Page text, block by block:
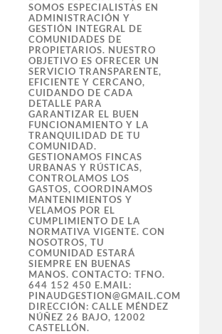
SOMOS ESPECIALISTAS EN
ADMINISTRACIÓN Y
GESTIÓN INTEGRAL DE
COMUNIDADES DE
PROPIETARIOS. NUESTRO
OBJETIVO ES OFRECER UN
SERVICIO TRANSPARENTE,
EFICIENTE Y CERCANO,
CUIDANDO DE CADA
DETALLE PARA
GARANTIZAR EL BUEN
FUNCIONAMIENTO Y LA
TRANQUILIDAD DE TU
COMUNIDAD.
GESTIONAMOS FINCAS
URBANAS Y RÚSTICAS,
CONTROLAMOS LOS
GASTOS, COORDINAMOS
MANTENIMIENTOS Y
VELAMOS POR EL
CUMPLIMIENTO DE LA
NORMATIVA VIGENTE. CON
NOSOTROS, TU
COMUNIDAD ESTARÁ
SIEMPRE EN BUENAS
MANOS. CONTACTO: TFNO.
644 152 450 E.MAIL:
PINAUDGESTION@GMAIL.COM
DIRECCIÓN: CALLE MÉNDEZ
NÚÑEZ 26 BAJO, 12002
CASTELLÓN.